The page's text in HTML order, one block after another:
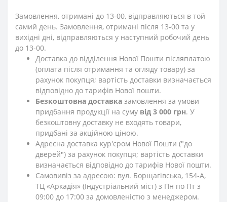
Замовлення, отримані до 13-00, відправляються в той
самий день. Замовлення, отримані після 13-00 та у
вихідні дні, відправляються у наступний робочий день
до 13-00.
Доставка до відділення Нової Пошти післяплатою
(оплата після отримання та огляду товару) за
рахунок покупця; вартість доставки визначається
відповідно до тарифів Нової пошти.
Безкоштовна доставка замовлення за умови
придбання продукції на суму від 3 000 грн. У
безкоштовну доставку не входять товари,
придбані за акційною ціною.
Адресна доставка кур'єром Нової Пошти ("до
дверей") за рахунок покупця; вартість доставки
визначається відповідно до тарифів Нової пошти.
Самовивіз за адресою: вул. Борщагівська, 154-А,
ТЦ «Аркадія» (Індустріальний міст) з Пн по Пт з
09:00 до 17:00 за домовленістю з менеджером.